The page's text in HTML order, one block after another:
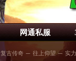
网通私服
复古传奇 ─ 往上仰望 ─ 实